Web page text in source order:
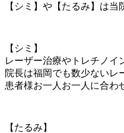
【シミ】や【たるみ】は
【シミ】
レーザー治療やトレチノイ
院長は福岡でも数少ないレ
患者様お一人お一人に合わ
【たるみ】